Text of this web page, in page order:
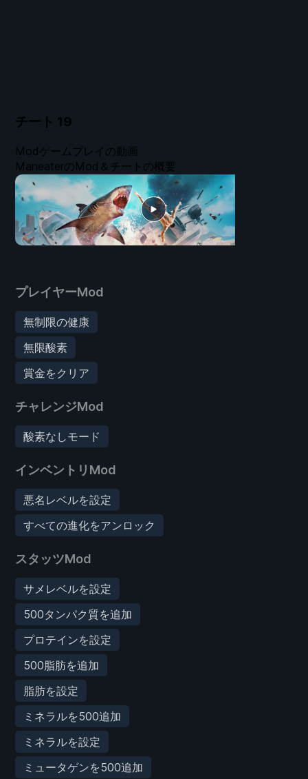
チート 19
プレイヤーMod
無制限の健康
無限酸素
賞金をクリア
チャレンジMod
酸素なしモード
インベントリMod
悪名レベルを設定
すべての進化をアンロック
スタッツMod
サメレベルを設定
500タンパク質を追加
プロテインを設定
500脂肪を追加
脂肪を設定
ミネラルを500追加
ミネラルを設定
ミュータゲンを500追加
Modゲームプレイの動画
ManeaterのMod＆チートの概要